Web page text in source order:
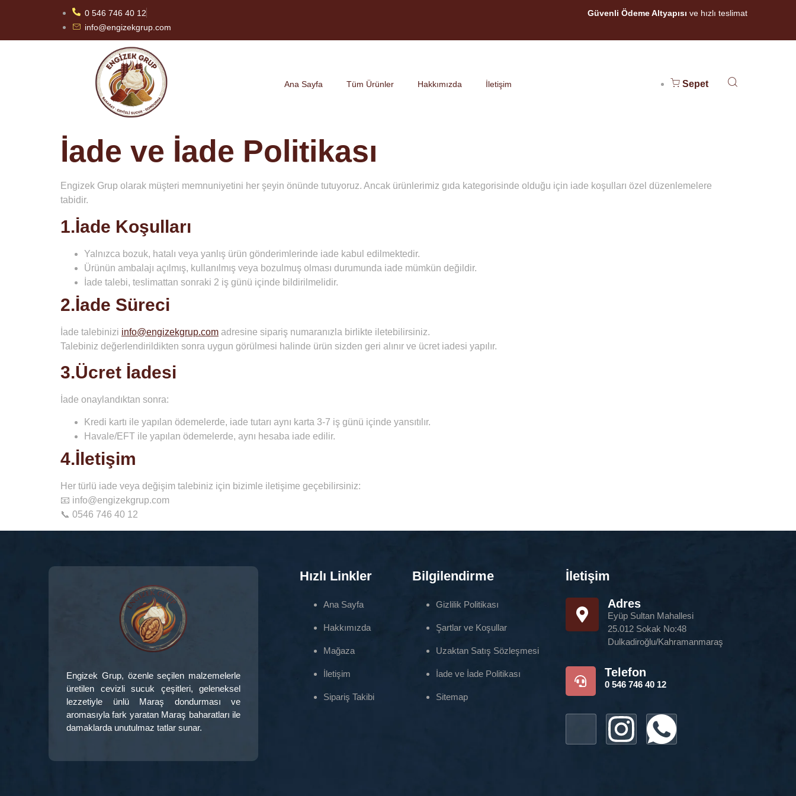
0 546 746 40 12
info@engizekgrup.com
Güvenli Ödeme Altyapısı ve hızlı teslimat
Ana Sayfa Tüm Ürünler Hakkımızda İletişim Sepet
İade ve İade Politikası
Engizek Grup olarak müşteri memnuniyetini her şeyin önünde tutuyoruz. Ancak ürünlerimiz gıda kategorisinde olduğu için iade koşulları özel düzenlemelere
tabidir.
1.İade Koşulları
Yalnızca bozuk, hatalı veya yanlış ürün gönderimlerinde iade kabul edilmektedir.
Ürünün ambalajı açılmış, kullanılmış veya bozulmuş olması durumunda iade mümkün değildir.
İade talebi, teslimattan sonraki 2 iş günü içinde bildirilmelidir.
2.İade Süreci
İade talebinizi info@engizekgrup.com adresine sipariş numaranızla birlikte iletebilirsiniz.
Talebiniz değerlendirildikten sonra uygun görülmesi halinde ürün sizden geri alınır ve ücret iadesi yapılır.
3.Ücret İadesi
İade onaylandıktan sonra:
Kredi kartı ile yapılan ödemelerde, iade tutarı aynı karta 3-7 iş günü içinde yansıtılır.
Havale/EFT ile yapılan ödemelerde, aynı hesaba iade edilir.
4.İletişim
Her türlü iade veya değişim talebiniz için bizimle iletişime geçebilirsiniz:
📧 info@engizekgrup.com
📞 0546 746 40 12
Engizek Grup, özenle seçilen malzemelerle
üretilen cevizli sucuk çeşitleri, geleneksel
lezzetiyle ünlü Maraş dondurması ve
aromasıyla fark yaratan Maraş baharatları ile
damaklarda unutulmaz tatlar sunar.
Hızlı Linkler
Ana Sayfa
Hakkımızda
Mağaza
İletişim
Sipariş Takibi
Bilgilendirme
Gizlilik Politikası
Şartlar ve Koşullar
Uzaktan Satış Sözleşmesi
İade ve İade Politikası
Sitemap
İletişim
Adres
Eyüp Sultan Mahallesi
25.012 Sokak No:48
Dulkadiroğlu/Kahramanmaraş
Telefon
0 546 746 40 12